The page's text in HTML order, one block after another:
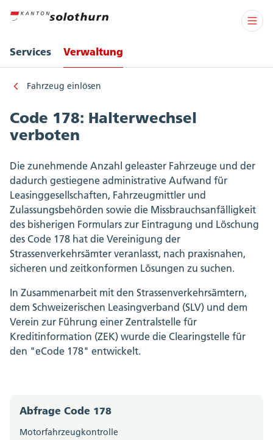
Services Verwaltung
Fahrzeug einlösen
Code 178: Halterwechsel
verboten
Die zunehmende Anzahl geleaster Fahrzeuge und der
dadurch gestiegene administrative Aufwand für
Leasinggesellschaften, Fahrzeugmittler und
Zulassungsbehörden sowie die Missbrauchsanfälligkeit
des bisherigen Formulars zur Eintragung und Löschung
des Code 178 hat die Vereinigung der
Strassenverkehrsämter veranlasst, nach praxisnahen,
sicheren und zeitkonformen Lösungen zu suchen.
In Zusammenarbeit mit den Strassenverkehrsämtern,
dem Schweizerischen Leasingverband (SLV) und dem
Verein zur Führung einer Zentralstelle für
Kreditinformation (ZEK) wurde die Clearingstelle für
den "eCode 178" entwickelt.
Abfrage Code 178
Motorfahrzeugkontrolle